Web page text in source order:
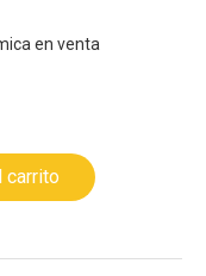
en venta
carrito